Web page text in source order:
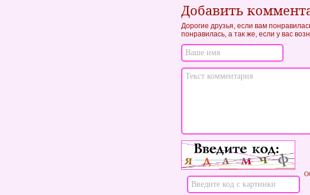
Добавить
Дорогие друзья, если вам
понравилась, а так же, если у вас